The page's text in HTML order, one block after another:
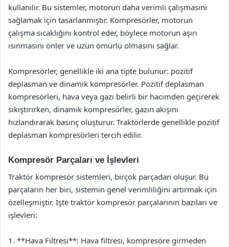
kullanılır. Bu sistemler, motorun daha verimli çalışmasını
sağlamak için tasarlanmıştır. Kompresörler, motorun
çalışma sıcaklığını kontrol eder, böylece motorun aşırı
ısınmasını önler ve uzun ömürlü olmasını sağlar.
Kompresörler, genellikle iki ana tipte bulunur: pozitif
deplasman ve dinamik kompresörler. Pozitif deplasman
kompresörleri, hava veya gazı belirli bir hacimden geçirerek
sıkıştırırken, dinamik kompresörler, gazın akışını
hızlandırarak basınç oluşturur. Traktörlerde genellikle pozitif
deplasman kompresörleri tercih edilir.
Kompresör Parçaları ve İşlevleri
Traktör kompresör sistemleri, birçok parçadan oluşur. Bu
parçaların her biri, sistemin genel verimliliğini artırmak için
özelleşmiştir. İşte traktör kompresör parçalarının bazıları ve
işlevleri:
1. **Hava Filtresi**: Hava filtresi, kompresöre girmeden